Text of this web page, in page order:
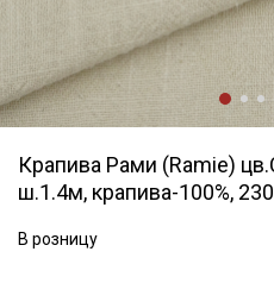
Крапива Рами (Ramie)
ш.1.4м, крапива-100%,
В розницу